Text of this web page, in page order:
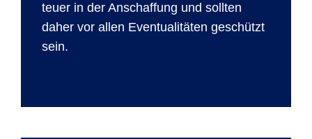
teuer in der Anschaffung und sollten
daher vor allen Eventualitäten geschützt
sein.